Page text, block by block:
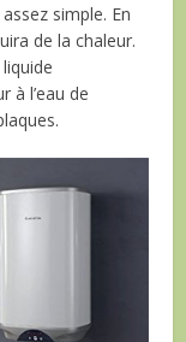
simple. En
de la chaleur.
à l’eau de